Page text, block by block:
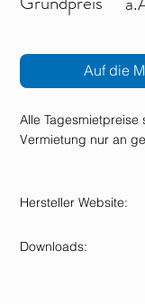
Auf die
Alle Tagesmietpreise
Vermietung nur an
Hersteller Website:
Downloads: